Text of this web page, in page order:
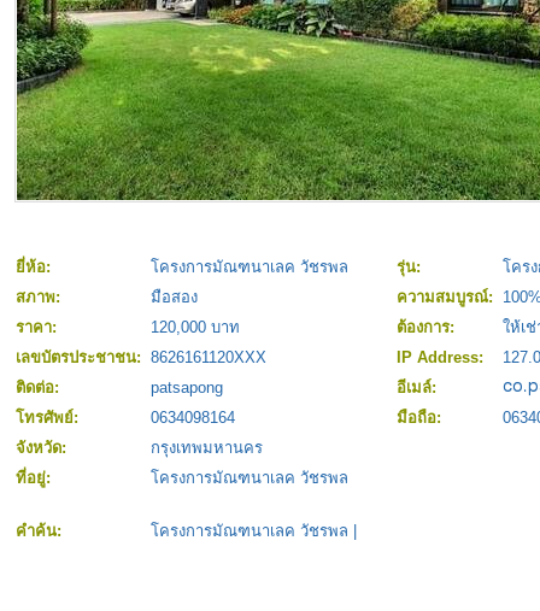
ยี่ห้อ: โครงการมัณฑนาเลค วัชรพล รุ่น:
โคร
สภาพ:
มือสอง ความสมบูรณ์:
ราคา:
120,000 บาท ต้องการ:
ให้เช่
เลขบัตรประชาชน: 8626161120XXX IP Address:
ติดต่อ:
patsapong
อีเมล์:
โทรศัพย์:
0634098164 มือถือ:
จังหวัด:
กรุงเทพมหานคร
ที่อยู่:
โครงการมัณฑนาเลค วัชรพล
คำค้น: โครงการมัณฑนาเลค วัชรพล